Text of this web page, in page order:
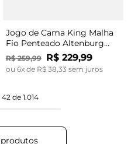
Jogo de Cama King Malha
Fio Penteado Altenburg
Bege
R$ 259,99 R$ 229,99
ou 6x de R$ 38,33 sem juros
42 de 1.014